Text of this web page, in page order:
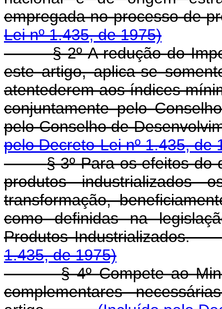
empregada no processo de
Lei nº 1.435, de 1975)
§ 2º A redução do
este artigo, aplica-se
atentederem aos índices
conjuntamente pelo
pelo Conselho de
pelo Decreto-Lei nº 1.435, de
§ 3º Para os efeitos do
produtos industrializados
transformação,
como definidas na
Produtos
1.435, de 1975)
§ 4º Compete ao
complementares